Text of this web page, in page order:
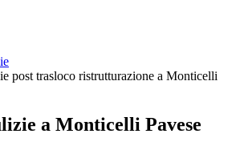
post trasloco ristrutturazione a Monticelli
a Monticelli Pavese